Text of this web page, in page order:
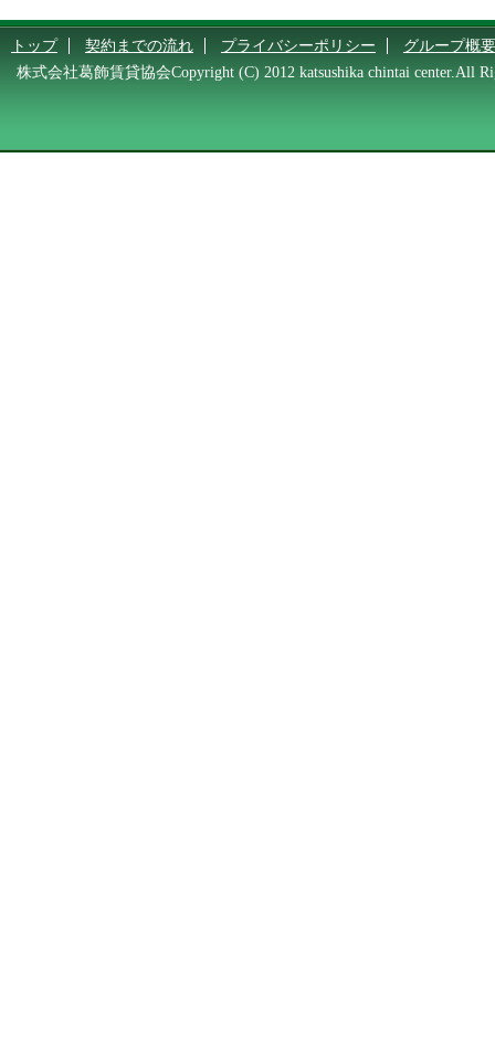
トップ 契約までの流れ プライバシーポリシー
グループ概要
株式会社葛飾賃貸協会Copyright (C) 2012 katsushika chintai center.All